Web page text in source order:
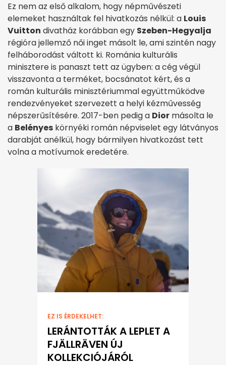
Ez nem az első alkalom, hogy népművészeti
elemeket használtak fel hivatkozás nélkül: a Louis
Vuitton divatház korábban egy Szeben-Hegyalja
régióra jellemző női inget másolt le, ami szintén nagy
felháborodást váltott ki. Románia kulturális
minisztere is panaszt tett az ügyben: a cég végül
visszavonta a terméket, bocsánatot kért, és a
román kulturális minisztériummal együttműködve
rendezvényeket szervezett a helyi kézművesség
népszerűsítésére. 2017-ben pedig a Dior másolta le
a Belényes környéki román népviselet egy látványos
darabját anélkül, hogy bármilyen hivatkozást tett
volna a motívumok eredetére.
EZ IS ÉRDEKELHET:
LERÁNTOTTÁK A LEPLET A
FJÄLLRÄVEN ÚJ
KOLLEKCIÓJÁRÓL